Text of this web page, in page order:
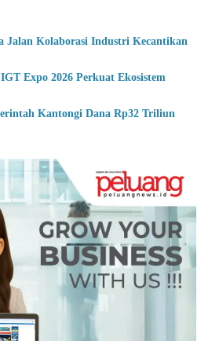
Jalan Kolaborasi Industri Kecantikan
Expo 2026 Perkuat Ekosistem
Kantongi Dana Rp32 Triliun